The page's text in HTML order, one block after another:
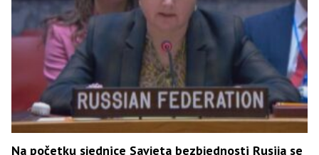
Na početku sjednice Savjeta bezbjednosti Rusija se